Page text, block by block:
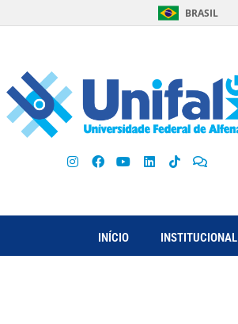
BRASIL
INÍCIO INSTITUCIONAL